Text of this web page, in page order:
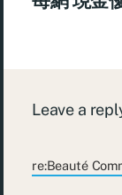
Leave a
re:Beauté